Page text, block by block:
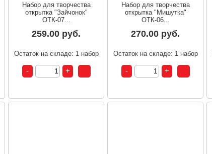
Набор для творчества
открытка "Зайчонок"
ОТК-07...
259.00 руб.
Остаток на складе: 1 набор
Набор для творчества
открытка "Мишутка"
ОТК-06...
270.00 руб.
Остаток на складе: 1 набор